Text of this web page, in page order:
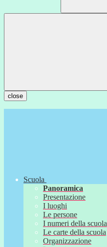
close
Scuola
Panoramica
Presentazione
I luoghi
Le persone
I numeri della scuola
Le carte della scuola
Organizzazione